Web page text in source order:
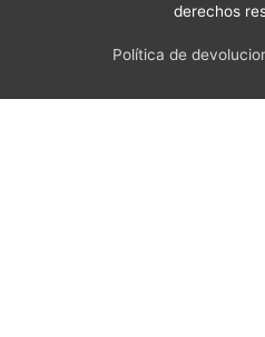
derechos
Política de